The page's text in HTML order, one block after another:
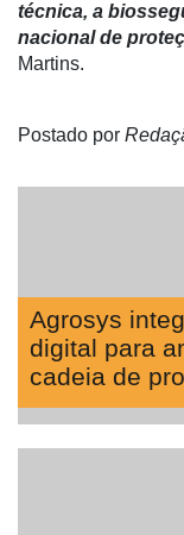
técnica, a
nacional de
Martins.
Postado por
Agrosys
digital para
cadeia de